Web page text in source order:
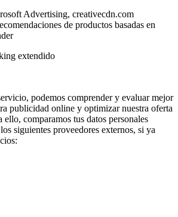
Advertising, creativecdn.com
de productos basadas en
extendido
podemos comprender y evaluar mejor
publicidad online y optimizar nuestra oferta
ello, comparamos tus datos personales
siguientes proveedores externos, si ya